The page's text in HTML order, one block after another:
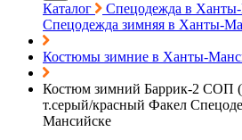
Каталог
Спецодежда в
Спецодежда зимняя в Ханты-
Костюмы зимние в Ханты-
Костюм зимний Баррик-2 СОП
т.серый/красный Факел
Мансийске